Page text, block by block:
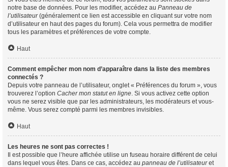
notre base de données. Pour les modifier, accédez au Panneau de
l’utilisateur(généralement ce lien est accessible en cliquant sur votre nom
d’utilisateur en haut des pages du forum). Cela vous permettra de modifier
tous les paramètres et préférences de votre compte.
Haut
Comment empêcher mon nom d’apparaître dans la liste des membres
connectés ?
Depuis votre panneau de l’utilisateur, onglet « Préférences du forum », vous
trouverez l’option Cacher mon statut en ligne. Si vous activez cette option
vous ne serez visible que par les administrateurs, les modérateurs et vous-
même. Vous serez compté parmi les membres invisibles.
Haut
Les heures ne sont pas correctes !
Il est possible que l’heure affichée utilise un fuseau horaire différent de celui
dans lequel vous êtes. Dans ce cas, accédez au panneau de l’utilisateuret